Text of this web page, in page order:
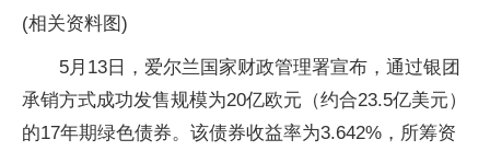
(相关资料图)
5月13日，爱尔兰国家财政管理署宣布，通过银团
承销方式成功发售规模为20亿欧元（约合23.5亿美元）
的17年期绿色债券。该债券收益率为3.642%，所筹资